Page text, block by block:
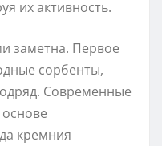
их активность.
заметна. Первое
сорбенты,
Современные
кремния